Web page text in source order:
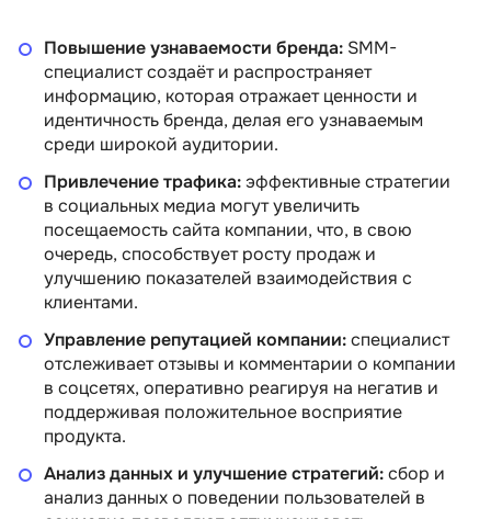
Повышение узнаваемости бренда: SMM-
специалист создаёт и распространяет
информацию, которая отражает ценности и
идентичность бренда, делая его узнаваемым
среди широкой аудитории.
Привлечение трафика:эффективные стратегии
в социальных медиа могут увеличить
посещаемость сайта компании, что, в свою
очередь, способствует росту продаж и
улучшению показателей взаимодействия с
клиентами.
Управление репутацией компании:специалист
отслеживает отзывы и комментарии о компании
в соцсетях, оперативно реагируя на негатив и
поддерживая положительное восприятие
продукта.
Анализ данных и улучшение стратегий:сбор и
анализ данных о поведении пользователей в
SMM-специалист с
нуля. ВКонтакте,
Telegram, Instagram
SMM-